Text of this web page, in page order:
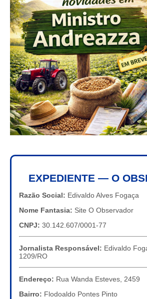
EXPEDIENTE — O
Razão Social: Edivaldo Alves Fogaça
Nome Fantasia: Site O Observador
CNPJ: 30.142.607/0001-77
Jornalista Responsável: Edivaldo
1209/RO
Endereço: Rua Wanda Esteves, 2459
Bairro: Flodoaldo Pontes Pinto